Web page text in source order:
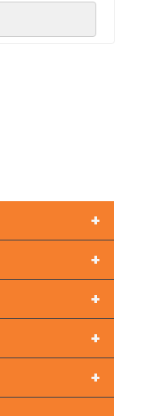
+
+
+
+
+